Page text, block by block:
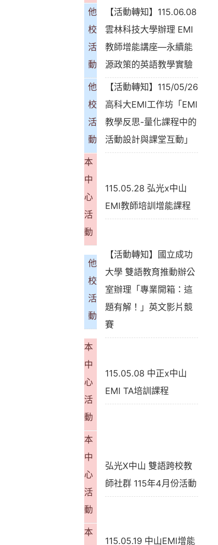
他
校
活
動
【活動轉知】115.06.08
雲林科技大學辦理 EMI
教師增能講座—永續能
源政策的英語教學實驗
他
校
活
動
【活動轉知】115/05/26
高科大EMI工作坊「EMI
教學反思-量化課程中的
活動設計與課堂互動」
本
中
心
活
動
115.05.28 弘光x中山
EMI教師培訓增能課程
他
校
活
動
【活動轉知】國立成功
大學 雙語教育推動辦公
室辦理「專業開箱：這
題有解！」英文影片競
賽
本
中
心
活
動
115.05.08 中正x中山
EMI TA培訓課程
本
中
心
活
動
弘光X中山 雙語跨校教
師社群 115年4月份活動
本
115.05.19 中山EMI增能